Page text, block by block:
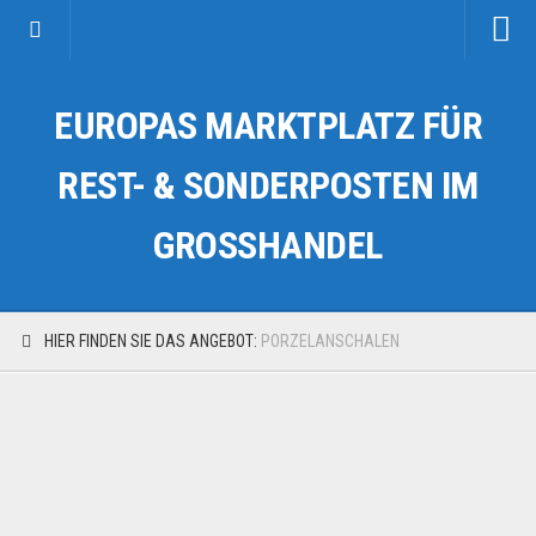
Kategorien
Auto & Motorrad
Fahrzeuge & Transport
EUROPAS MARKTPLATZ FÜR
REST- & SONDERPOSTEN IM
GROSSHANDEL
HIER FINDEN SIE DAS ANGEBOT: PORZELANSCHALEN